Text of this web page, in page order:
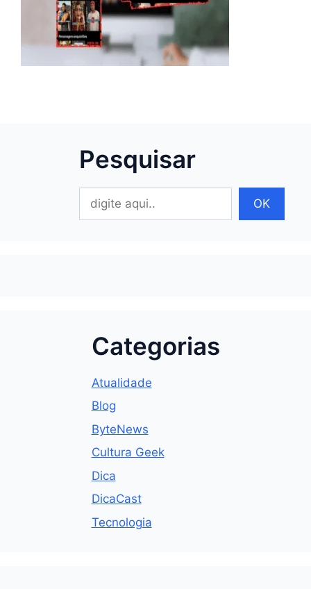
Pesquisar
OK
Categorias
Atualidade
Blog
ByteNews
Cultura Geek
Dica
DicaCast
Tecnologia